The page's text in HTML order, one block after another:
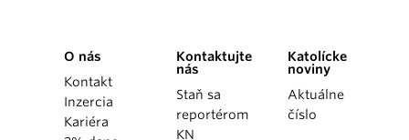
O nás
Kontakt
Inzercia
Kariéra
Kontaktujte
nás
Staň sa
reportérom
KN
Katolícke
noviny
Aktuálne
číslo